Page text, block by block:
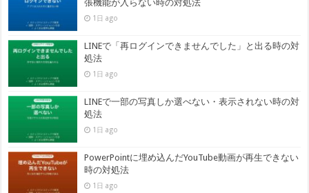
張機能が入らない時の対処法
1日 ago
LINEで「再ログインできませんでした」と出る時の対
処法
1日 ago
LINEで一部の写真しか選べない・表示されない時の対
処法
1日 ago
PowerPointに埋め込んだYouTube動画が再生できない
時の対処法
1日 ago